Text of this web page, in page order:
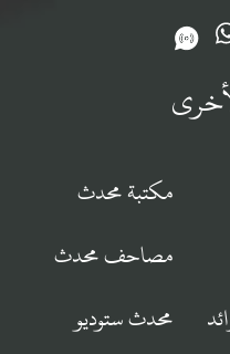
مكتبة محدث
مصاحف محدث
محدث ستوديو